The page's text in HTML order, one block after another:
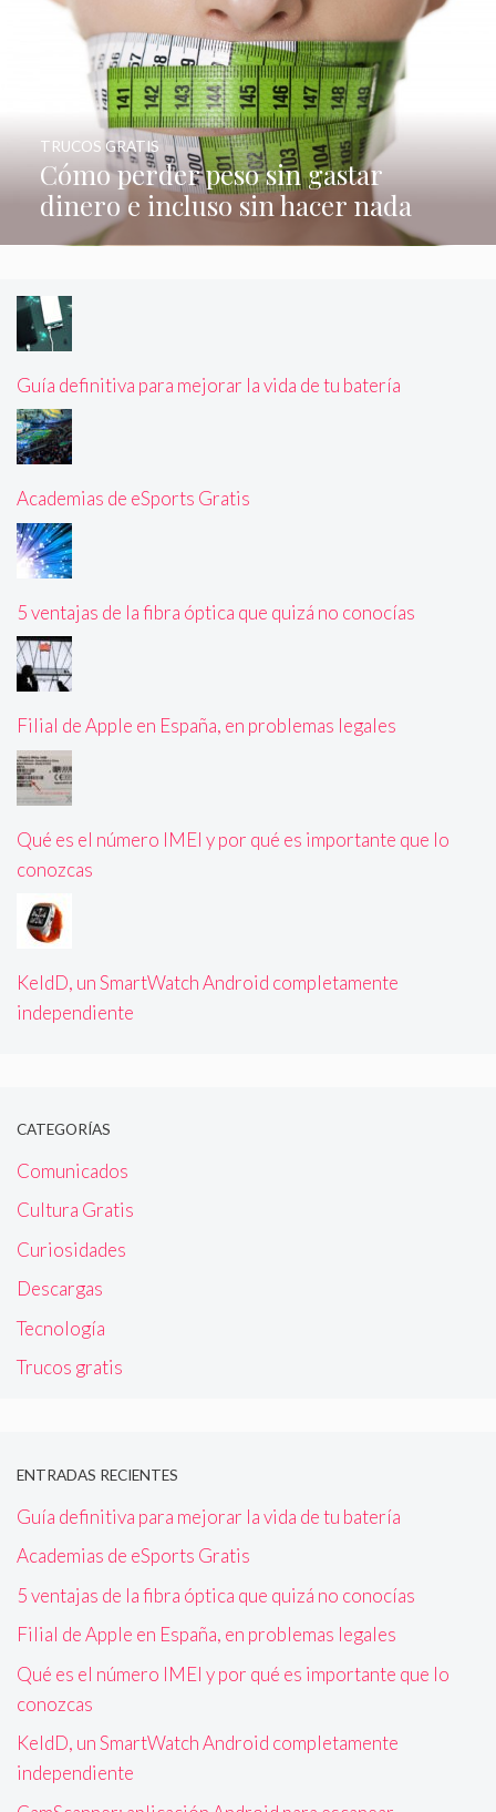
Cómo perder peso sin gastar
dinero e incluso sin hacer nada
TRUCOS GRATIS
Guía definitiva para mejorar la vida de tu batería
Academias de eSports Gratis
5 ventajas de la fibra óptica que quizá no conocías
Filial de Apple en España, en problemas legales
Qué es el número IMEI y por qué es importante que lo
conozcas
KeldD, un SmartWatch Android completamente
independiente
CATEGORÍAS
Comunicados
Cultura Gratis
Curiosidades
Descargas
Tecnología
Trucos gratis
ENTRADAS RECIENTES
Guía definitiva para mejorar la vida de tu batería
Academias de eSports Gratis
5 ventajas de la fibra óptica que quizá no conocías
Filial de Apple en España, en problemas legales
Qué es el número IMEI y por qué es importante que lo
conozcas
KeldD, un SmartWatch Android completamente
independiente